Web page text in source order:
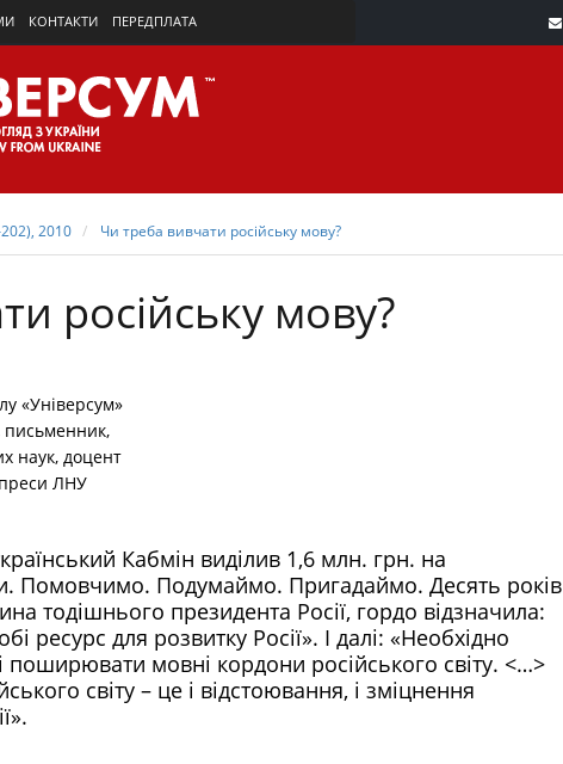
КОНТАКТИ ПЕРЕДПЛАТА
2010 Чи треба вивчати російську мову?
російську мову?
«Універсум»
письменник,
наук, доцент
преси ЛНУ
Кабмін виділив 1,6 млн. грн. на
Помовчимо. Подумаймо. Пригадаймо. Десять років
тодішнього президента Росії, гордо відзначила:
ресурс для розвитку Росії». І далі: «Необхідно
поширювати мовні кордони російського світу. <…>
світу – це і відстоювання, і зміцнення